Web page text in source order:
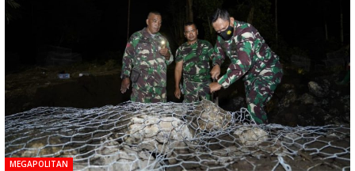
MEGAPOLITAN